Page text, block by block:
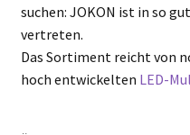
suchen: JOKON ist in so
vertreten.
Das Sortiment reicht von
hoch entwickelten LED-